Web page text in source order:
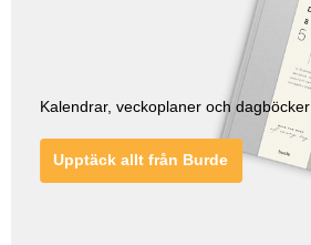
Kalendrar, veckoplaner och dagböcker
Upptäck allt från Burde